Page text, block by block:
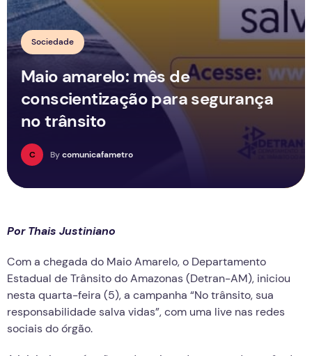
Sociedade
Maio amarelo: mês de
conscientização para segurança
no trânsito
C Bycomunicafametro
Por Thais Justiniano
Com a chegada do Maio Amarelo, o Departamento
Estadual de Trânsito do Amazonas (Detran-AM), iniciou
nesta quarta-feira (5), a campanha “No trânsito, sua
responsabilidade salva vidas”, com uma live nas redes
sociais do órgão.